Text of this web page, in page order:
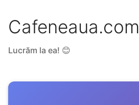
Cafeneaua.com
Lucrăm la ea! 😊